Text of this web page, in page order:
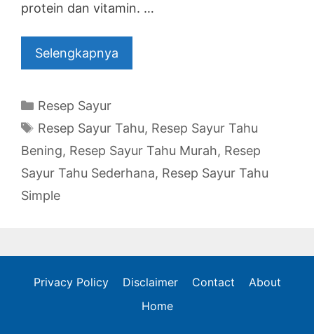
protein dan vitamin. …
Selengkapnya
Categories
Resep Sayur
Tags
Resep Sayur Tahu, Resep Sayur Tahu
Bening, Resep Sayur Tahu Murah, Resep
Sayur Tahu Sederhana, Resep Sayur Tahu
Simple
Privacy Policy Disclaimer Contact
About
Home